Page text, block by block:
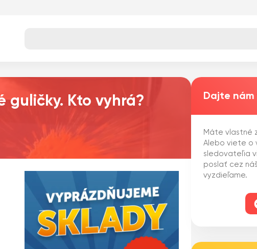
guličky. Kto vyhrá? Dajte
Máte vlastné
Alebo viete o
sledovateľia
poslať cez
vyzdieľame.